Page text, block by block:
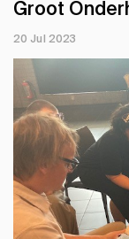
Groot
20 Jul 2023